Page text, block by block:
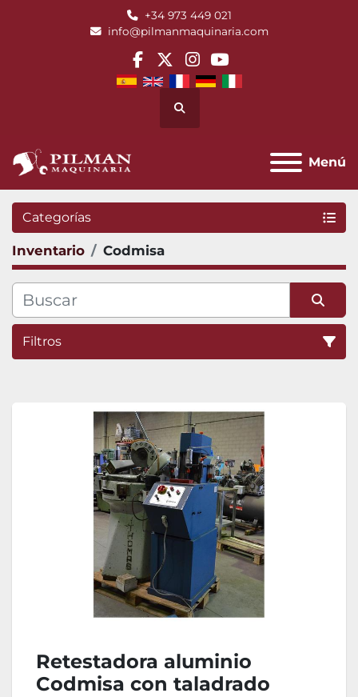
+34 973 449 021
info@pilmanmaquinaria.com
facebook
twitterinstagram
youtube
Buscar
Menú
Categorías
Inventario Codmisa
Filtros
Retestadora aluminio
Codmisa con taladrado